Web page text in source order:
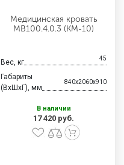
Медицинская кровать
MB100.4.0.3 (KM-10)
Вес, кг 45
Габариты
(ВхШхГ), мм
840x2060x910
В наличии
17 420 руб.